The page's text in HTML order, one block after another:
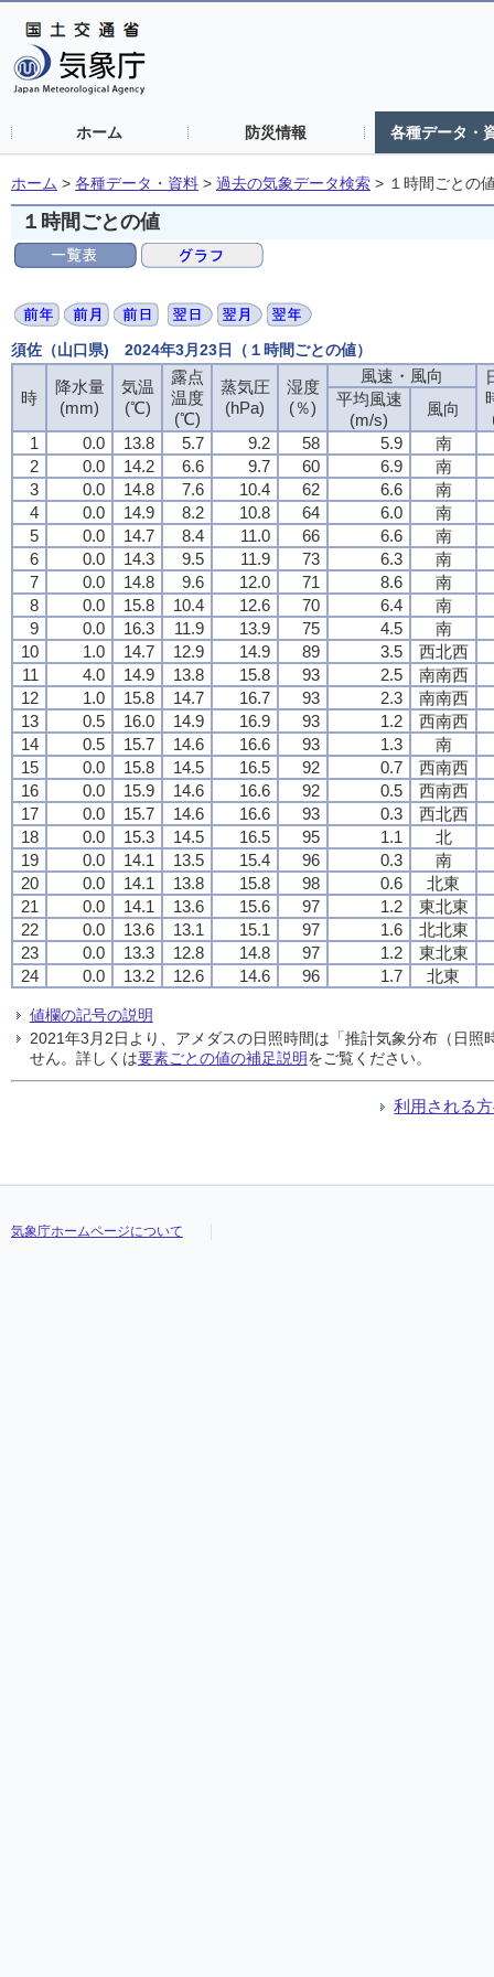
ホーム 防災情報 各種データ・
ホーム > 各種データ・資料 > 過去の気象データ検索 > １時間ごとの
１時間ごとの値
須佐（山口県) 2024年3月23日（１時間ごとの値）
時
降水量
(mm)
気温
(℃)
露点
温度
(℃)
蒸気圧
(hPa)
湿度
(％)
風速・風向
平均風速
(m/s)
風向
1
0.0 13.8 5.7 9.2 58 5.9
南
2
0.0 14.2 6.6 9.7 60 6.9
南
3
0.0 14.8 7.6 10.4 62 6.6
南
4
0.0 14.9 8.2 10.8 64 6.0
南
5
0.0 14.7 8.4 11.0 66 6.6
南
6
0.0 14.3 9.5 11.9 73 6.3
南
7
0.0 14.8 9.6 12.0 71 8.6
南
8
0.0 15.8 10.4 12.6 70 6.4
南
9
0.0 16.3 11.9 13.9 75 4.5
南
10
1.0 14.7 12.9 14.9 89 3.5
西北西
11
4.0 14.9 13.8 15.8 93 2.5
南南西
12
1.0 15.8 14.7 16.7 93 2.3
南南西
13
0.5 16.0 14.9 16.9 93 1.2
西南西
14
0.5 15.7 14.6 16.6 93 1.3
南
15
0.0 15.8 14.5 16.5 92 0.7
西南西
16
0.0 15.9 14.6 16.6 92 0.5
西南西
17
0.0 15.7 14.6 16.6 93 0.3
西北西
18
0.0 15.3 14.5 16.5 95 1.1
北
19
0.0 14.1 13.5 15.4 96 0.3
南
20
0.0 14.1 13.8 15.8 98 0.6
北東
21
0.0 14.1 13.6 15.6 97 1.2
東北東
22
0.0 13.6 13.1 15.1 97 1.6
北北東
23
0.0 13.3 12.8 14.8 97 1.2
東北東
24
0.0 13.2 12.6 14.6 96 1.7 北東
値欄の記号の説明
2021年3月2日より、アメダスの日照時間は「推計気象分布（日
せん。詳しくは要素ごとの値の補足説明をご覧ください。
利用される
気象庁ホームページについて